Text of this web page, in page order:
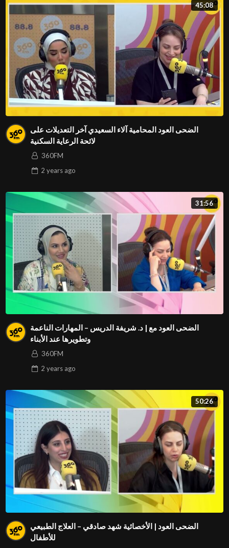
45:08
الضحى العود المحامية آلاء السعيدي آخر التعديلات على
لائحة الرعاية السكنية
360FM
2 yearsago
31:56
الضحى العود مع | د. شريفة الدريس – المهارات الناعمة
وتطويرها عند الأبناء
360FM
2 yearsago
50:26
الضحى العود | الأخصائية شهد صادقي – العلاج الطبيعي
للأطفال